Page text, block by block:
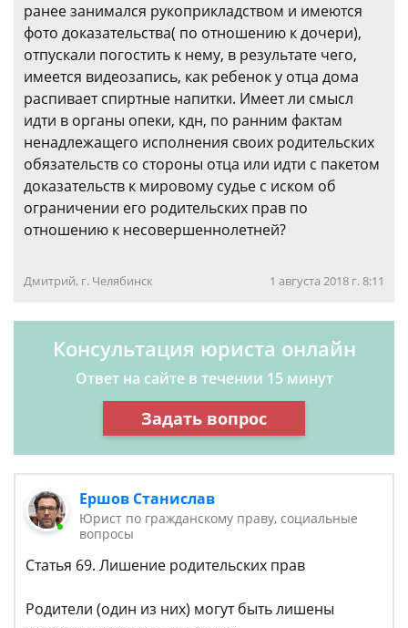
ранее занимался рукоприкладством и имеются
фото доказательства( по отношению к дочери),
отпускали погостить к нему, в результате чего,
имеется видеозапись, как ребенок у отца дома
распивает спиртные напитки. Имеет ли смысл
идти в органы опеки, кдн, по ранним фактам
ненадлежащего исполнения своих родительских
обязательств со стороны отца или идти с пакетом
доказательств к мировому судье с иском об
ограничении его родительских прав по
отношению к несовершеннолетней?
Дмитрий, г. Челябинск 1 августа 2018 г. 8:11
Консультация юриста онлайн
Ответ на сайте в течении 15 минут
Задать вопрос
Ершов Станислав
Юрист по гражданскому праву, социальные
вопросы
Статья 69. Лишение родительских прав
Родители (один из них) могут быть лишены